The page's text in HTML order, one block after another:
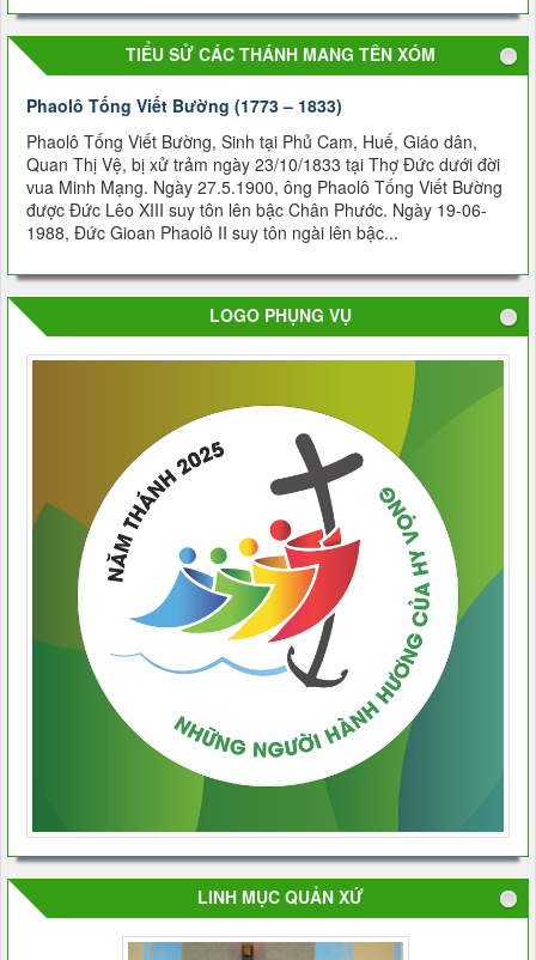
TIỂU SỬ CÁC THÁNH MANG TÊN XÓM
Phaolô Tống Viết Bường (1773 – 1833)
Phaolô Tống Viết Bường, Sinh tại Phủ Cam, Huế, Giáo dân,
Quan Thị Vệ, bị xử trảm ngày 23/10/1833 tại Thợ Ðức dưới đời
vua Minh Mạng. Ngày 27.5.1900, ông Phaolô Tống Viết Bường
được Đức Lêo XIII suy tôn lên bậc Chân Phước. Ngày 19-06-
1988, Đức Gioan Phaolô II suy tôn ngài lên bậc...
LOGO PHỤNG VỤ
LINH MỤC QUẢN XỨ